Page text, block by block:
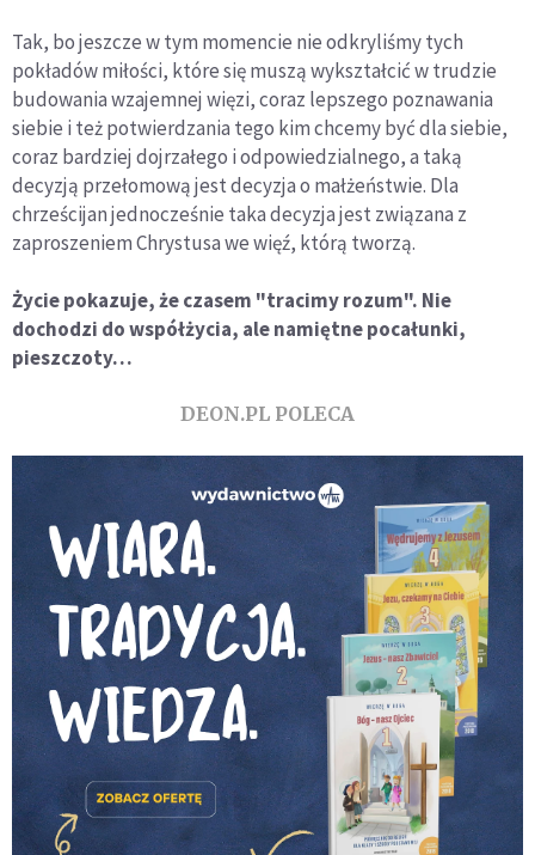
Tak, bo jeszcze w tym momencie nie odkryliśmy tych
pokładów miłości, które się muszą wykształcić w trudzie
budowania wzajemnej więzi, coraz lepszego poznawania
siebie i też potwierdzania tego kim chcemy być dla siebie,
coraz bardziej dojrzałego i odpowiedzialnego, a taką
decyzją przełomową jest decyzja o małżeństwie. Dla
chrześcijan jednocześnie taka decyzja jest związana z
zaproszeniem Chrystusa we więź, którą tworzą.
Życie pokazuje, że czasem "tracimy rozum". Nie
dochodzi do współżycia, ale namiętne pocałunki,
pieszczoty…
DEON.PL POLECA